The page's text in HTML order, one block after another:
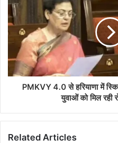
PMKVY 4.0 से हरियाणा में
युवाओं को मिल रही
Related Articles